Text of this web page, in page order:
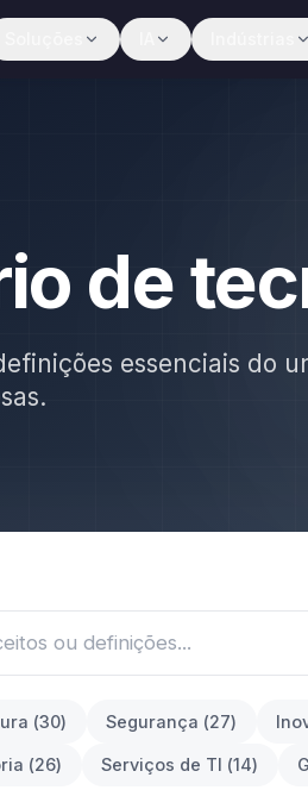
de
essenciais do
(30) Segurança (27)
(26) Serviços de TI (14)